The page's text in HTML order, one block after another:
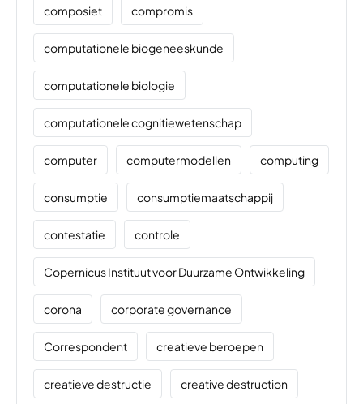
composiet compromis
computationele biogeneeskunde
computationele biologie
computationele cognitiewetenschap
computer computermodellen computing
consumptie consumptiemaatschappij
contestatie controle
Copernicus Instituut voor Duurzame Ontwikkeling
corona corporate governance
Correspondent creatieve beroepen
creatieve destructie creative destruction